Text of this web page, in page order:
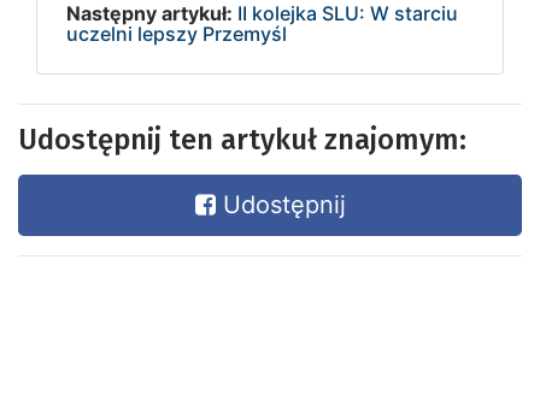
Następny artykuł: II kolejka SLU: W starciu
uczelni lepszy Przemyśl
Udostępnij ten artykuł znajomym:
Udostępnij